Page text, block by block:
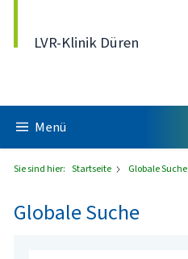
LVR-Klinik Düren
Menü
Sie sind hier: Startseite Globale Suche
Globale Suche